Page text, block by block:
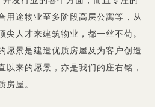
用途物业至多阶段高层公寓等，从
尖人才来建筑物业，都一丝不苟。
愿景是建造优质房屋及为客户创造
以来的愿景，亦是我们的座右铭，
房屋。